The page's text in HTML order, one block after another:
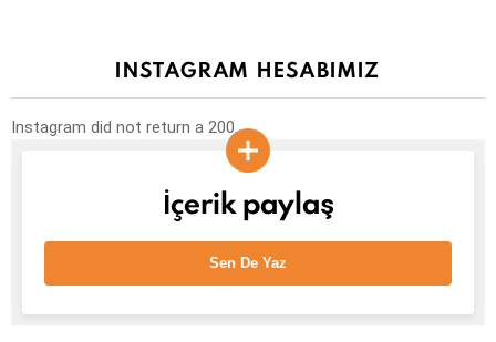
INSTAGRAM HESABIMIZ
Instagram did not return a 200.
İçerik paylaş
Sen De Yaz